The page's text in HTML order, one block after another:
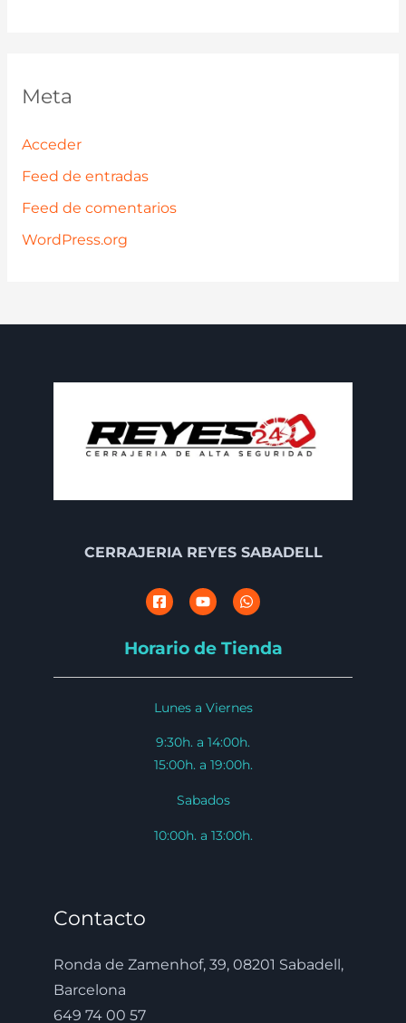
Meta
Acceder
Feed de entradas
Feed de comentarios
WordPress.org
CERRAJERIA REYES SABADELL
Horario de Tienda
Lunes a Viernes
9:30h. a 14:00h.
15:00h. a 19:00h.
Sabados
10:00h. a 13:00h.
Contacto
Ronda de Zamenhof, 39, 08201 Sabadell,
Barcelona
649 74 00 57